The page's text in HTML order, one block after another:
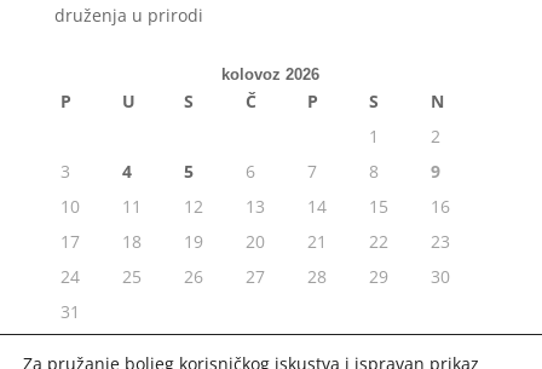
druženja u prirodi
kolovoz 2026
P U S Č P S
N
1
2
3
4 5 6 7 8
9
10
11 12 13 14 15
16
17
18 19 20 21 22
23
24
25 26 27 28 29
30
31
« srp
Za pružanje boljeg korisničkog iskustva i ispravan prikaz